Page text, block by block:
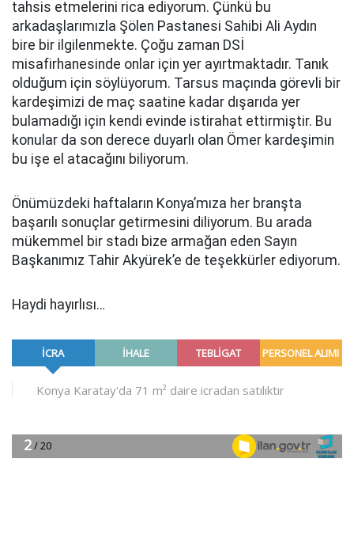
tahsis etmelerini rica ediyorum. Çünkü bu
arkadaşlarımızla Şölen Pastanesi Sahibi Ali Aydın
bire bir ilgilenmekte. Çoğu zaman DSİ
misafirhanesinde onlar için yer ayırtmaktadır. Tanık
olduğum için söylüyorum. Tarsus maçında görevli bir
kardeşimizi de maç saatine kadar dışarıda yer
bulamadığı için kendi evinde istirahat ettirmiştir. Bu
konular da son derece duyarlı olan Ömer kardeşimin
bu işe el atacağını biliyorum.
Önümüzdeki haftaların Konya’mıza her branşta
başarılı sonuçlar getirmesini diliyorum. Bu arada
mükemmel bir stadı bize armağan eden Sayın
Başkanımız Tahir Akyürek’e de teşekkürler ediyorum.
Haydi hayırlısı…